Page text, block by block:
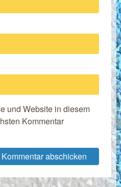
und Website in diesem
Kommentar